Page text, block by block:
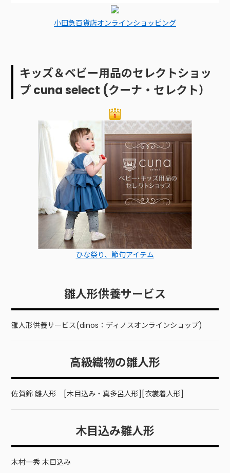
小田急百貨店オンラインショッピング
キッズ＆ベビー用品のセレクトショッ
プ cuna select (クーナ・セレクト）
ひな祭り、節句アイテム
雛人形供養サービス
雛人形供養サービス(dinos：ディノスオンラインショップ)
高級織物の雛人形
佐賀錦 雛人形 [木目込み・真多呂人形][衣裳着人形]
木目込み雛人形
木村一秀 木目込み